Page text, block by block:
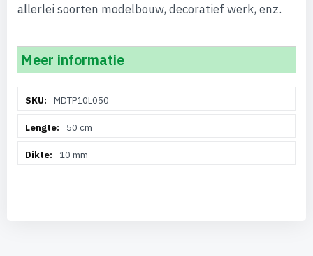
allerlei soorten modelbouw, decoratief werk, enz.
Meer informatie
informatieMDTP10L050
50 cm
10 mm